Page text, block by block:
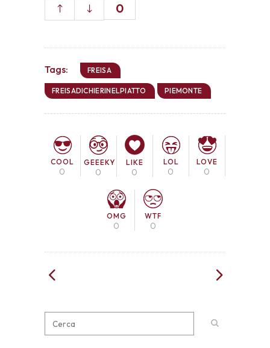
0
Tags: FREISA
FREISADICHIERINELPIATTO PIEMONTE
COOL
0
GEEEKY
0
LIKE
0
LOL
0
LOVE
0
OMG
0
WTF
0